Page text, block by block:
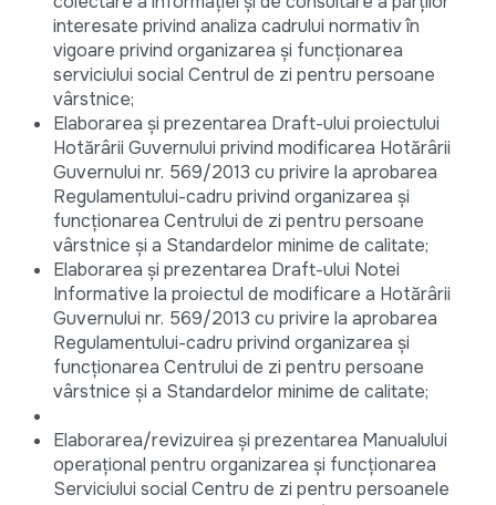
interesate privind analiza cadrului normativ în
vigoare privind organizarea și funcționarea
serviciului social Centrul de zi pentru persoane
vârstnice;
Elaborarea și prezentarea Draft-ului proiectului
Hotărârii Guvernului privind modificarea Hotărârii
Guvernului nr. 569/2013 cu privire la aprobarea
Regulamentului-cadru privind organizarea şi
funcționarea Centrului de zi pentru persoane
vârstnice şi a Standardelor minime de calitate;
Elaborarea și prezentarea Draft-ului Notei
Informative la proiectul de modificare a Hotărârii
Guvernului nr. 569/2013 cu privire la aprobarea
Regulamentului-cadru privind organizarea şi
funcționarea Centrului de zi pentru persoane
vârstnice şi a Standardelor minime de calitate;
Elaborarea/revizuirea și prezentarea Manualului
operațional pentru organizarea și funcționarea
Serviciului social Centru de zi pentru persoanele